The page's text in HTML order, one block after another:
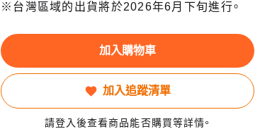
※台灣區域的出貨將於2026年6月下旬進行。
加入購物車
加入追蹤清單
請登入後查看商品能否購買等詳情。